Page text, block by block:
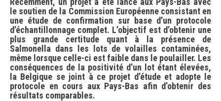
le soutien de la Commission Européenne consistant en
une étude de confirmation sur base d’un protocole
d’échantillonnage complet. L’objectif est d’obtenir une
plus grande certitude quant à la présence de
Salmonella dans les lots de volailles contaminées,
même lorsque celle-ci est faible dans le poulailler. Les
conséquences de la positivité d’un lot étant élevées,
la Belgique se joint à ce projet d’étude et adopte le
protocole en cours aux Pays-Bas afin d’obtenir des
résultats comparables.